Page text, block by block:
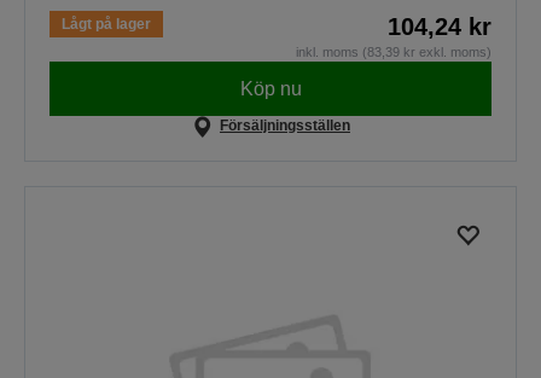
Lågt på lager 104,24 kr
inkl. moms (83,39 kr exkl. moms)
Köp nu
Försäljningsställen